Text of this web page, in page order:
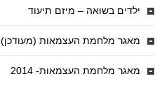
ילדים בשואה – מיזם תיעוד
מאגר מלחמת העצמאות (מעודכן)
מאגר מלחמת העצמאות- 2014